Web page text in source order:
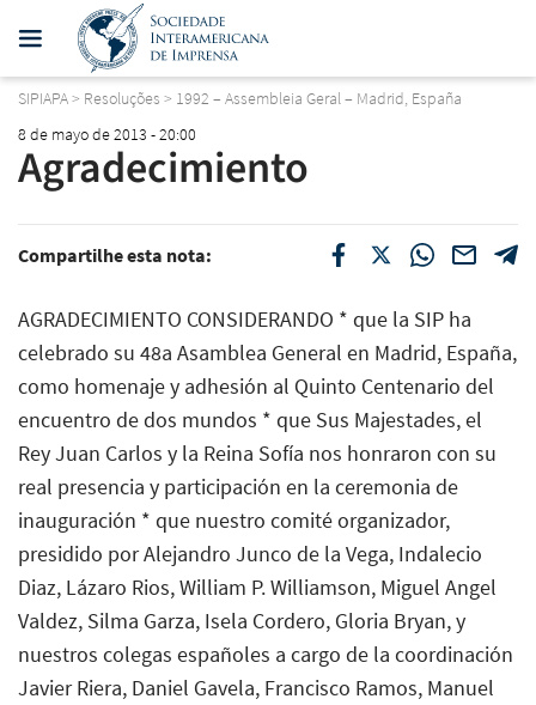
SIPIAPA> Resoluções > 1992 – Assembleia Geral – Madrid, España
8 de mayo de 2013 - 20:00
Agradecimiento
Compartilhe esta nota:
AGRADECIMIENTO CONSIDERANDO * que la SIP ha
celebrado su 48a Asamblea General en Madrid, España,
como homenaje y adhesión al Quinto Centenario del
encuentro de dos mundos * que Sus Majestades, el
Rey Juan Carlos y la Reina Sofía nos honraron con su
real presencia y participación en la ceremonia de
inauguración * que nuestro comité organizador,
presidido por Alejandro Junco de la Vega, Indalecio
Diaz, Lázaro Rios, William P. Williamson, Miguel Angel
Valdez, Silma Garza, Isela Cordero, Gloria Bryan, y
nuestros colegas españoles a cargo de la coordinación
Javier Riera, Daniel Gavela, Francisco Ramos, Manuel